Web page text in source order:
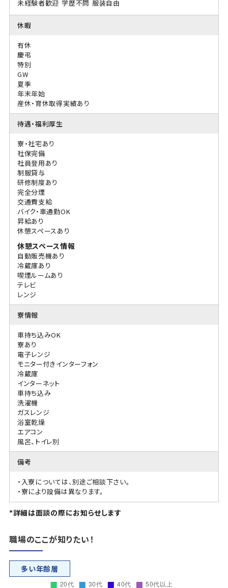
未経験者歓迎 学歴不問 服装自由
休暇
有休
慶弔
特別
GW
夏季
年末年始
産休・育休取得実績あり
待遇・福利厚生
寮・社宅あり
社保完備
社員登用あり
制服貸与
研修制度あり
完全分煙
交通費支給
バイク・車通勤OK
昇給あり
休憩スペースあり
休憩スペース情報
自動販売機あり
冷蔵庫あり
喫煙ルームあり
テレビ
レンジ
寮情報
車持ち込みOK
寮あり
電子レンジ
モニター付きインターフォン
冷蔵庫
インターネット
車持ち込み
洗濯機
ガスレンジ
浴室乾燥
エアコン
風呂、トイレ別
備考
・入寮については、別途ご相談下さい。
・寮により設備は異なります。
*詳細は面談の際にお知らせします
職場のここが知りたい！
多い年齢層